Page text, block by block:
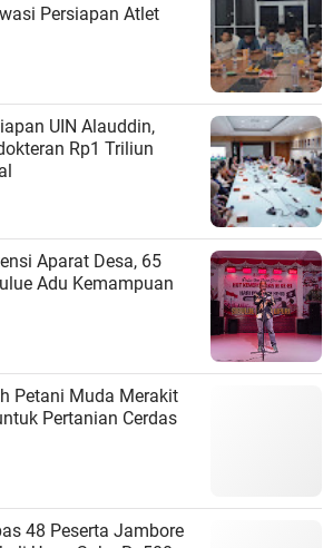
Persiapan Atlet
UIN Alauddin,
Rp1 Triliun
Aparat Desa, 65
Adu Kemampuan
Petani Muda Merakit
Pertanian Cerdas
48 Peserta Jambore